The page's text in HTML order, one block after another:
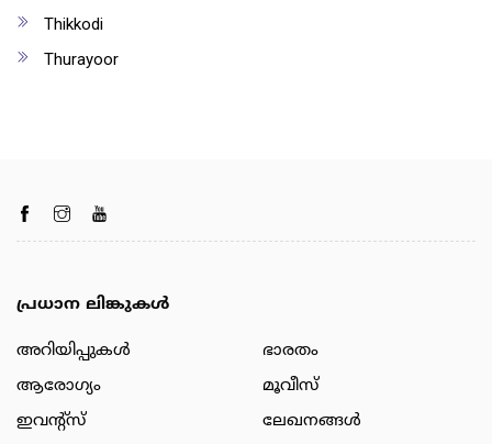
Thikkodi
Thurayoor
പ്രധാന ലിങ്കുകൾ
അറിയിപ്പുകള്‍
ആരോഗ്യം
ഇവന്റ്സ്
ഭാരതം
മൂവീസ്
ലേഖനങ്ങള്‍